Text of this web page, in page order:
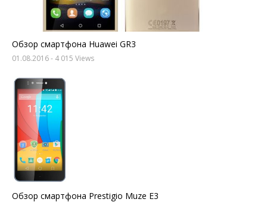
Обзор смартфона Huawei GR3
01.08.2016- 4 015 Views
Обзор смартфона Prestigio Muze E3